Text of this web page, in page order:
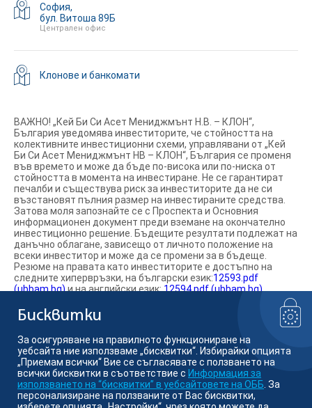
Бисквитки
За осигуряване на правилното функциониране на
уебсайта ние използваме „бисквитки“. Избирайки опцията
„Приемам всички“ Вие се съгласявате с ползването на
всички бисквитки в съответствие с Информация за
използването на “бисквитки” в уебсайтовете на ОББ . За
персонализиране на ползваните от Вас бисквитки,
София,
бул. Витоша 89Б
Централен офис
Клонове и банкомати
ВАЖНО! „Кей Би Си Асет Мениджмънт Н.В. – КЛОН“,
България уведомява инвеститорите, че стойността на
колективните инвестиционни схеми, управлявани от „Кей
Би Си Асет Мениджмънт НВ – КЛОН“, България се променя
във времето и може да бъде по-висока или по-ниска от
стойността в момента на инвестиране. Не се гарантират
печалби и съществува риск за инвеститорите да не си
възстановят пълния размер на инвестираните средства.
Затова моля запознайте се с Проспекта и Основния
информационен документ преди вземане на окончателно
инвестиционно решение. Бъдещите резултати подлежат на
данъчно облагане, зависещо от личното положение на
всеки инвеститор и може да се промени за в бъдеще.
Резюме на правата като инвеститорите е достъпно на
следните хипервръзки, на български език:12593.pdf
(ubbam.bg)и на английски език:12594.pdf (ubbam.bg).
Белгия може да вземе решение да прекрати предлагането
на фондовете на територията на Република България.
Намерете ни в социалните мрежи: